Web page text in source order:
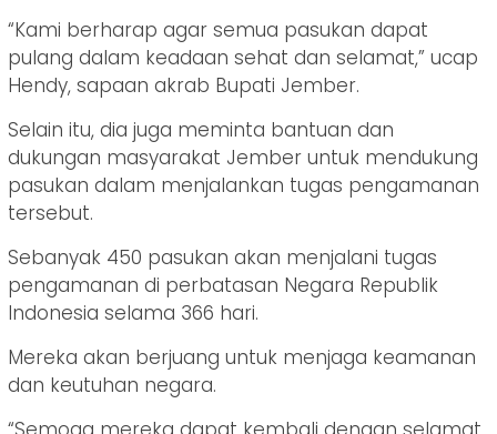
“Kami berharap agar semua pasukan dapat
pulang dalam keadaan sehat dan selamat,” ucap
Hendy, sapaan akrab Bupati Jember.
Selain itu, dia juga meminta bantuan dan
dukungan masyarakat Jember untuk mendukung
pasukan dalam menjalankan tugas pengamanan
tersebut.
Sebanyak 450 pasukan akan menjalani tugas
pengamanan di perbatasan Negara Republik
Indonesia selama 366 hari.
Mereka akan berjuang untuk menjaga keamanan
dan keutuhan negara.